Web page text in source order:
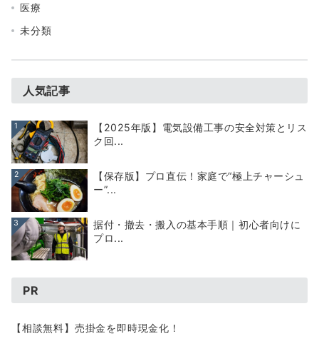
医療
未分類
人気記事
1
【2025年版】電気設備工事の安全対策とリス
ク回...
2
【保存版】プロ直伝！家庭で“極上チャーシュ
ー”...
3
据付・撤去・搬入の基本手順｜初心者向けに
プロ...
PR
【相談無料】売掛金を即時現金化！